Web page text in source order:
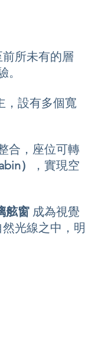
前所未有的層
，設有多個寬
合，座位可轉
）
，實現空
舷窗 成為視覺
然光線之中，明